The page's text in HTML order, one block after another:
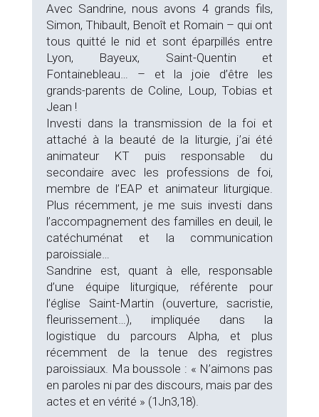
Avec Sandrine, nous avons 4 grands fils,
Simon, Thibault, Benoît et Romain – qui ont
tous quitté le nid et sont éparpillés entre
Lyon, Bayeux, Saint-Quentin et
Fontainebleau… – et la joie d’être les
grands-parents de Coline, Loup, Tobias et
Jean !
Investi dans la transmission de la foi et
attaché à la beauté de la liturgie, j’ai été
animateur KT puis responsable du
secondaire avec les professions de foi,
membre de l’EAP et animateur liturgique.
Plus récemment, je me suis investi dans
l’accompagnement des familles en deuil, le
catéchuménat et la communication
paroissiale…
Sandrine est, quant à elle, responsable
d’une équipe liturgique, référente pour
l’église Saint-Martin (ouverture, sacristie,
fleurissement…), impliquée dans la
logistique du parcours Alpha, et plus
récemment de la tenue des registres
paroissiaux. Ma boussole : « N’aimons pas
en paroles ni par des discours, mais par des
actes et en vérité » (1Jn3,18).